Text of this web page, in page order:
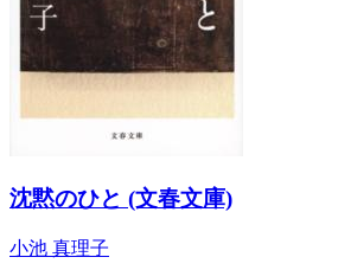
沈黙のひと (文春文庫)
小池 真理子